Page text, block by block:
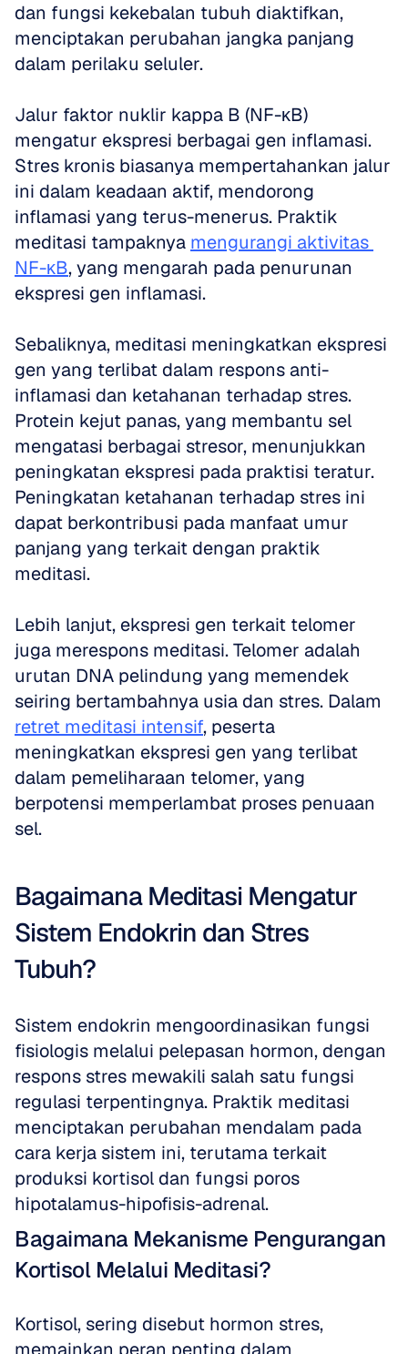
dan fungsi kekebalan tubuh diaktifkan,
menciptakan perubahan jangka panjang
dalam perilaku seluler.
Jalur faktor nuklir kappa B (NF-κB)
mengatur ekspresi berbagai gen inflamasi.
Stres kronis biasanya mempertahankan jalur
ini dalam keadaan aktif, mendorong
inflamasi yang terus-menerus. Praktik
meditasi tampaknya mengurangi aktivitas
NF-κB, yang mengarah pada penurunan
ekspresi gen inflamasi.
Sebaliknya, meditasi meningkatkan ekspresi
gen yang terlibat dalam respons anti-
inflamasi dan ketahanan terhadap stres.
Protein kejut panas, yang membantu sel
mengatasi berbagai stresor, menunjukkan
peningkatan ekspresi pada praktisi teratur.
Peningkatan ketahanan terhadap stres ini
dapat berkontribusi pada manfaat umur
panjang yang terkait dengan praktik
meditasi.
Lebih lanjut, ekspresi gen terkait telomer
juga merespons meditasi. Telomer adalah
urutan DNA pelindung yang memendek
retret meditasi intensif, peserta
meningkatkan ekspresi gen yang terlibat
dalam pemeliharaan telomer, yang
berpotensi memperlambat proses penuaan
sel.
Bagaimana Meditasi Mengatur
Sistem Endokrin dan Stres
Tubuh?
Sistem endokrin mengoordinasikan fungsi
fisiologis melalui pelepasan hormon, dengan
respons stres mewakili salah satu fungsi
regulasi terpentingnya. Praktik meditasi
menciptakan perubahan mendalam pada
cara kerja sistem ini, terutama terkait
produksi kortisol dan fungsi poros
hipotalamus-hipofisis-adrenal.
Bagaimana Mekanisme Pengurangan
Kortisol Melalui Meditasi?
Kortisol, sering disebut hormon stres,